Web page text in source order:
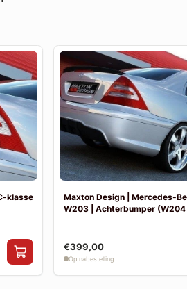
klasse
Maxton Design | Mercedes-
W203 | Achterbumper (W204
€399,00
Op nabestelling